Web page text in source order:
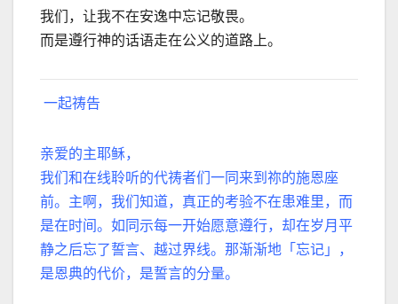
我们，让我不在安逸中忘记敬畏。
而是遵行神的话语走在公义的道路上。
一起祷告
亲爱的主耶稣，
我们和在线聆听的代祷者们一同来到祢的施恩座
前。主啊，我们知道，真正的考验不在患难里，而
是在时间。如同示每一开始愿意遵行，却在岁月平
静之后忘了誓言、越过界线。那渐渐地「忘记」，
是恩典的代价，是誓言的分量。